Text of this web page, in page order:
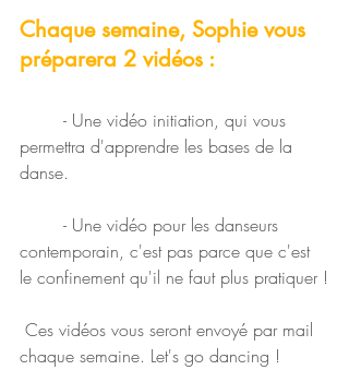
Chaque semaine, Sophie vous
préparera 2 vidéos :
permettra d'apprendre les bases de la
danse.
contemporain, c'est pas parce que c'est
le confinement qu'il ne faut plus pratiquer !
chaque semaine. Let's go dancing !